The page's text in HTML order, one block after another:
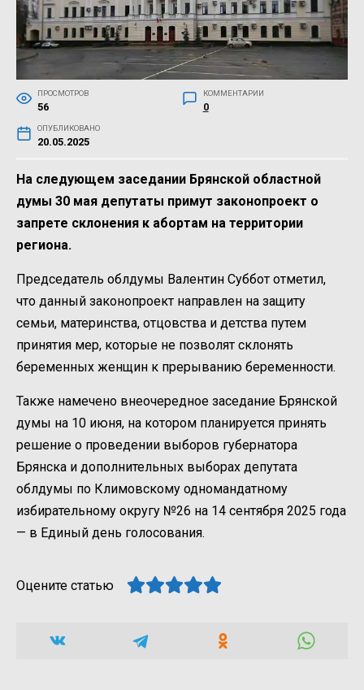
ПРОСМОТРОВ
56
КОММЕНТАРИИ
0
ОПУБЛИКОВАНО
20.05.2025
На следующем заседании Брянской областной
думы 30 мая депутаты примут законопроект о
запрете склонения к абортам на территории
региона.
Председатель облдумы Валентин Суббот отметил,
что данный законопроект направлен на защиту
семьи, материнства, отцовства и детства путем
принятия мер, которые не позволят склонять
беременных женщин к прерыванию беременности.
Также намечено внеочередное заседание Брянской
думы на 10 июня, на котором планируется принять
решение о проведении выборов губернатора
Брянска и дополнительных выборах депутата
облдумы по Климовскому одномандатному
избирательному округу №26 на 14 сентября 2025 года
— в Единый день голосования. ​​​​​​​​​​​​​​​​​​​​​​​​​​​​​​​​​​​​​​​​​​​​​​​​​​​​​​​
Оцените статью